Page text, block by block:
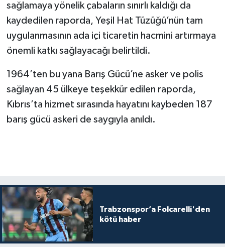
sağlamaya yönelik çabaların sınırlı kaldığı da
kaydedilen raporda, Yeşil Hat Tüzüğü’nün tam
uygulanmasının ada içi ticaretin hacmini artırmaya
önemli katkı sağlayacağı belirtildi.
1964’ten bu yana Barış Gücü’ne asker ve polis
sağlayan 45 ülkeye teşekkür edilen raporda,
Kıbrıs’ta hizmet sırasında hayatını kaybeden 187
barış gücü askeri de saygıyla anıldı.
Trabzonspor’a Folcarelli'den
kötü haber